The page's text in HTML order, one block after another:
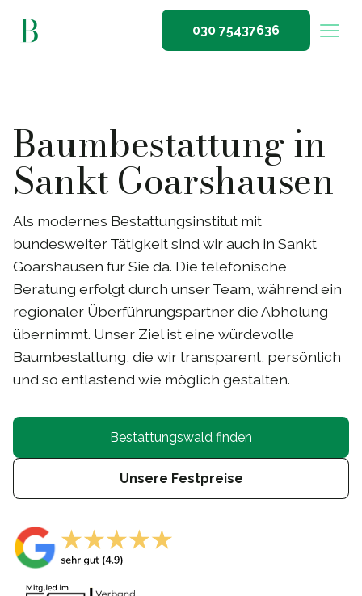
030 75437636
Baumbestattung in
Sankt Goarshausen
Als modernes Bestattungsinstitut mit
bundesweiter Tätigkeit sind wir auch in Sankt
Goarshausen für Sie da. Die telefonische
Beratung erfolgt durch unser Team, während ein
regionaler Überführungspartner die Abholung
übernimmt. Unser Ziel ist eine würdevolle
Baumbestattung, die wir transparent, persönlich
und so entlastend wie möglich gestalten.
Bestattungswald finden
Unsere Festpreise